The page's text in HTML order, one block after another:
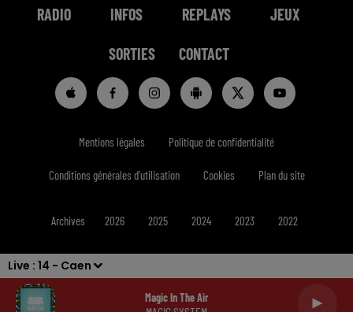
Live : 14 - Caen
Magic In The Air
RADIO INFOS REPLAYS JEUX
SORTIES CONTACT
Mentions légales Politique de confidentialité
Conditions générales d'utilisation Cookies Plan du site
Archives 2026 2025 2024 2023 2022